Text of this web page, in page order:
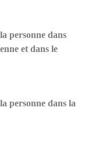
;
rationnelle ;
personne dans
et dans le
;
personne dans la